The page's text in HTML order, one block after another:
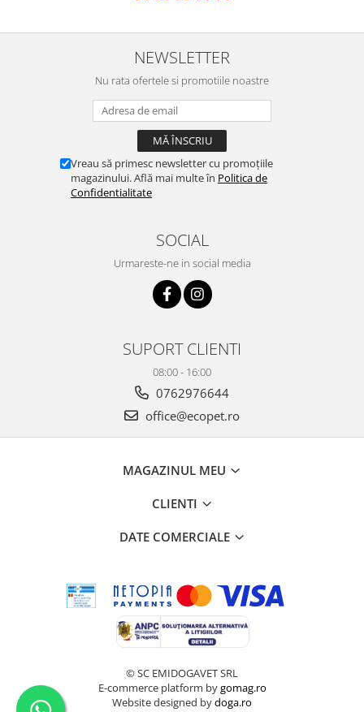
NEWSLETTER
Nu rata ofertele si promotiile noastre
Vreau să primesc newsletter cu promoțiile
magazinului. Află mai multe în Politica de
Confidentialitate
SOCIAL
Urmareste-ne in social media
SUPORT CLIENTI
08:00 - 16:00
0762976644
office@ecopet.ro
MAGAZINUL MEU
CLIENTI
DATE COMERCIALE
© SC EMIDOGAVET SRL
E-commerce platform bygomag.ro
Website designed bydoga.ro